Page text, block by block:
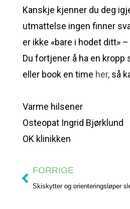
Kanskje kjenner du deg
utmattelse ingen finner
er ikke «bare i hodet ditt»
Du fortjener å ha en
eller book en time her, så
Varme hilsener
Osteopat Ingrid Bjørklund
OK klinikken
FORRIGE
Skiskytter og orienteringsløper